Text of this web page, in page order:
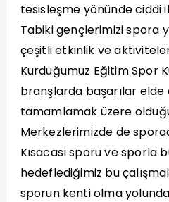
tesisleşme yönünde ciddi
Tabiki gençlerimizi spora
çeşitli etkinlik ve
Kurduğumuz Eğitim Spor
branşlarda başarılar elde
tamamlamak üzere
Merkezlerimizde de
Kısacası sporu ve sporla
hedeflediğimiz bu
sporun kenti olma yolunda